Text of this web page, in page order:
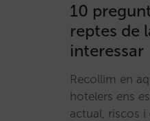
10
reptes de
interessar
Recollim en
hotelers ens
actual, riscos